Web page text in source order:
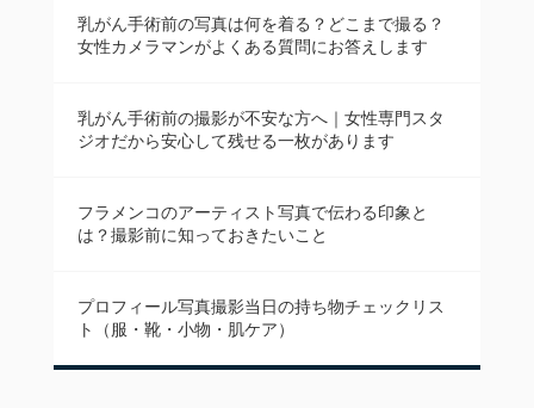
乳がん手術前の写真は何を着る？どこまで撮る？
女性カメラマンがよくある質問にお答えします
乳がん手術前の撮影が不安な方へ｜女性専門スタ
ジオだから安心して残せる一枚があります
フラメンコのアーティスト写真で伝わる印象と
は？撮影前に知っておきたいこと
プロフィール写真撮影当日の持ち物チェックリス
ト（服・靴・小物・肌ケア）